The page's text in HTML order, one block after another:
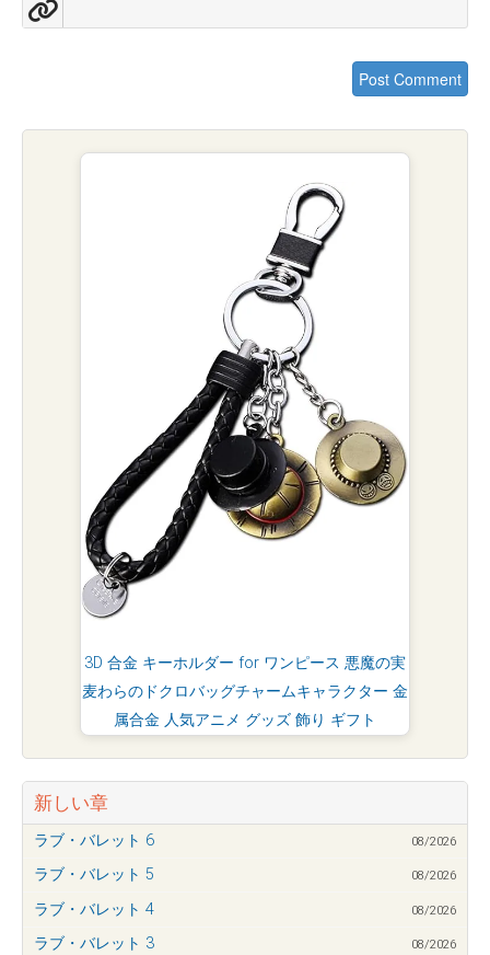
3D 合金 キーホルダー for ワンピース 悪魔の実
麦わらのドクロバッグチャームキャラクター 金
属合金 人気アニメ グッズ 飾り ギフト
新しい章
ラブ・バレット 6 08/2026
ラブ・バレット 5 08/2026
ラブ・バレット 4 08/2026
ラブ・バレット 3 08/2026